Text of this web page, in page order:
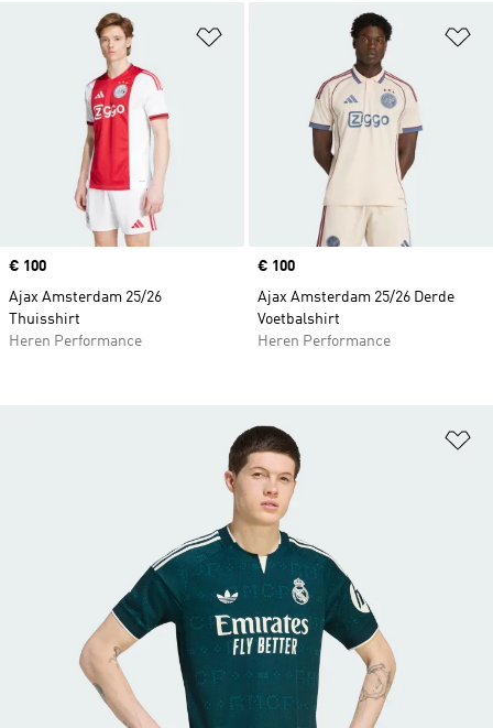
Op verlanglijst zetten
Price
€ 100
Ajax Amsterdam 25/26
Thuisshirt
Heren Performance
Price
€ 100
Ajax Amsterdam 25/26 Derde
Voetbalshirt
Heren Performance